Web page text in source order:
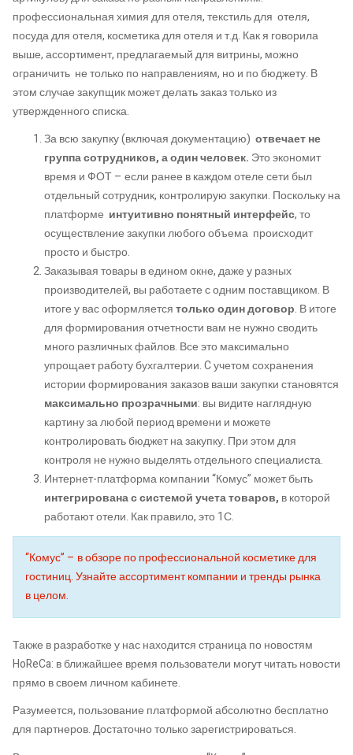
профессиональная химия для отеля, текстиль для отеля,
посуда для отеля, косметика для отеля и т.д. Как я говорила
выше, ассортимент, предлагаемый для витрины, можно
ограничить не только по направлениям, но и по бюджету. В
этом случае закупщик может делать заказ только из
утвержденного списка.
За всю закупку (включая документацию) отвечает не
группа сотрудников, а один человек. Это экономит
время и ФОТ – если ранее в каждом отеле сети был
отдельный сотрудник, контролирую закупки. Поскольку на
платформе интуитивно понятный интерфейс, то
осуществление закупки любого объема происходит
просто и быстро.
Заказывая товары в едином окне, даже у разных
производителей, вы работаете с одним поставщиком. В
итоге у вас оформляетсятолько один договор. В итоге
для формирования отчетности вам не нужно сводить
много различных файлов. Все это максимально
упрощает работу бухгалтерии. C учетом сохранения
истории формирования заказов ваши закупки становятся
максимально прозрачными: вы видите наглядную
картину за любой период времени и можете
контролировать бюджет на закупку. При этом для
контроля не нужно выделять отдельного специалиста.
Интернет-платформа компании “Комус” может быть
интегрирована с системой учета товаров, в которой
работают отели. Как правило, это 1С.
“Комус” – в обзоре по профессиональной косметике для
гостиниц. Узнайте ассортимент компании и тренды рынка
в целом.
Также в разработке у нас находится страница по новостям
HoReCa: в ближайшее время пользователи могут читать новости
прямо в своем личном кабинете.
Разумеется, пользование платформой абсолютно бесплатно
для партнеров. Достаточно только зарегистрироваться.